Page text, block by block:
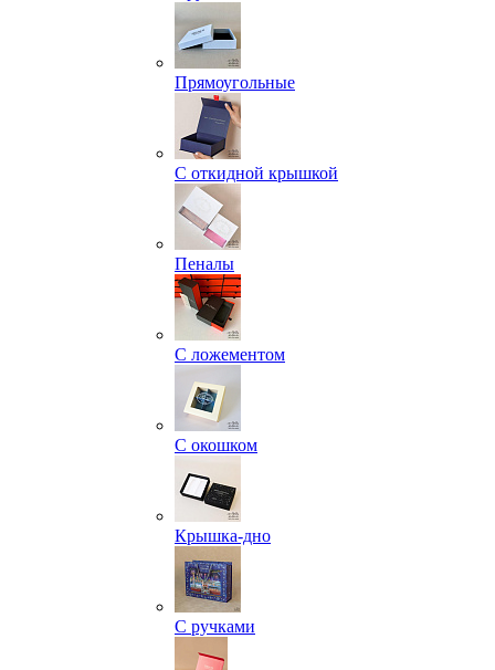
Прямоугольные
С откидной крышкой
Пеналы
С ложементом
С окошком
Крышка-дно
С ручками